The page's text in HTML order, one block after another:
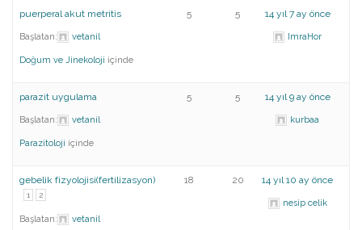
puerperal akut metritis
Başlatan: vetanil
Doğum ve Jinekoloji içinde
5 5 14 yıl 7 ay önce
ImraHor
parazit uygulama
Başlatan: vetanil
Parazitoloji içinde
5 5 14 yıl 9 ay önce
kurbaa
gebelik fizyolojisi(fertilizasyon)
1 2
Başlatan: vetanil
18 20 14 yıl 10 ay önce
nesip celik